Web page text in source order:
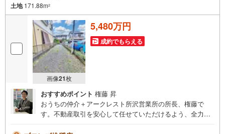
土地171.88m2
画像21枚
5,480万円
成約でもらえる
おすすめポイント 権藤 昇
おうちの仲介＋アークレスト所沢営業所の所長、権藤で
す。不動産取引を安心して任せていただけるよう、全力で